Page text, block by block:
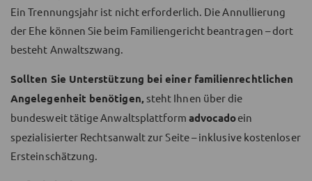
Ein Trennungsjahr ist nicht erforderlich. Die Annullierung
der Ehe können Sie beim Familiengericht beantragen – dort
besteht Anwaltszwang.
Sollten Sie Unterstützung bei einer familienrechtlichen
Angelegenheit benötigen, steht Ihnen über die
bundesweit tätige Anwaltsplattform advocadoein
spezialisierter Rechtsanwalt zur Seite – inklusive kostenloser
Ersteinschätzung.